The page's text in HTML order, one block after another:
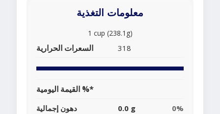
معلومات التغذية
1 cup (238.1g)
السعرات الحرارية 318
القيمة اليومية %*
دهون إجمالية 0.0 g
0%